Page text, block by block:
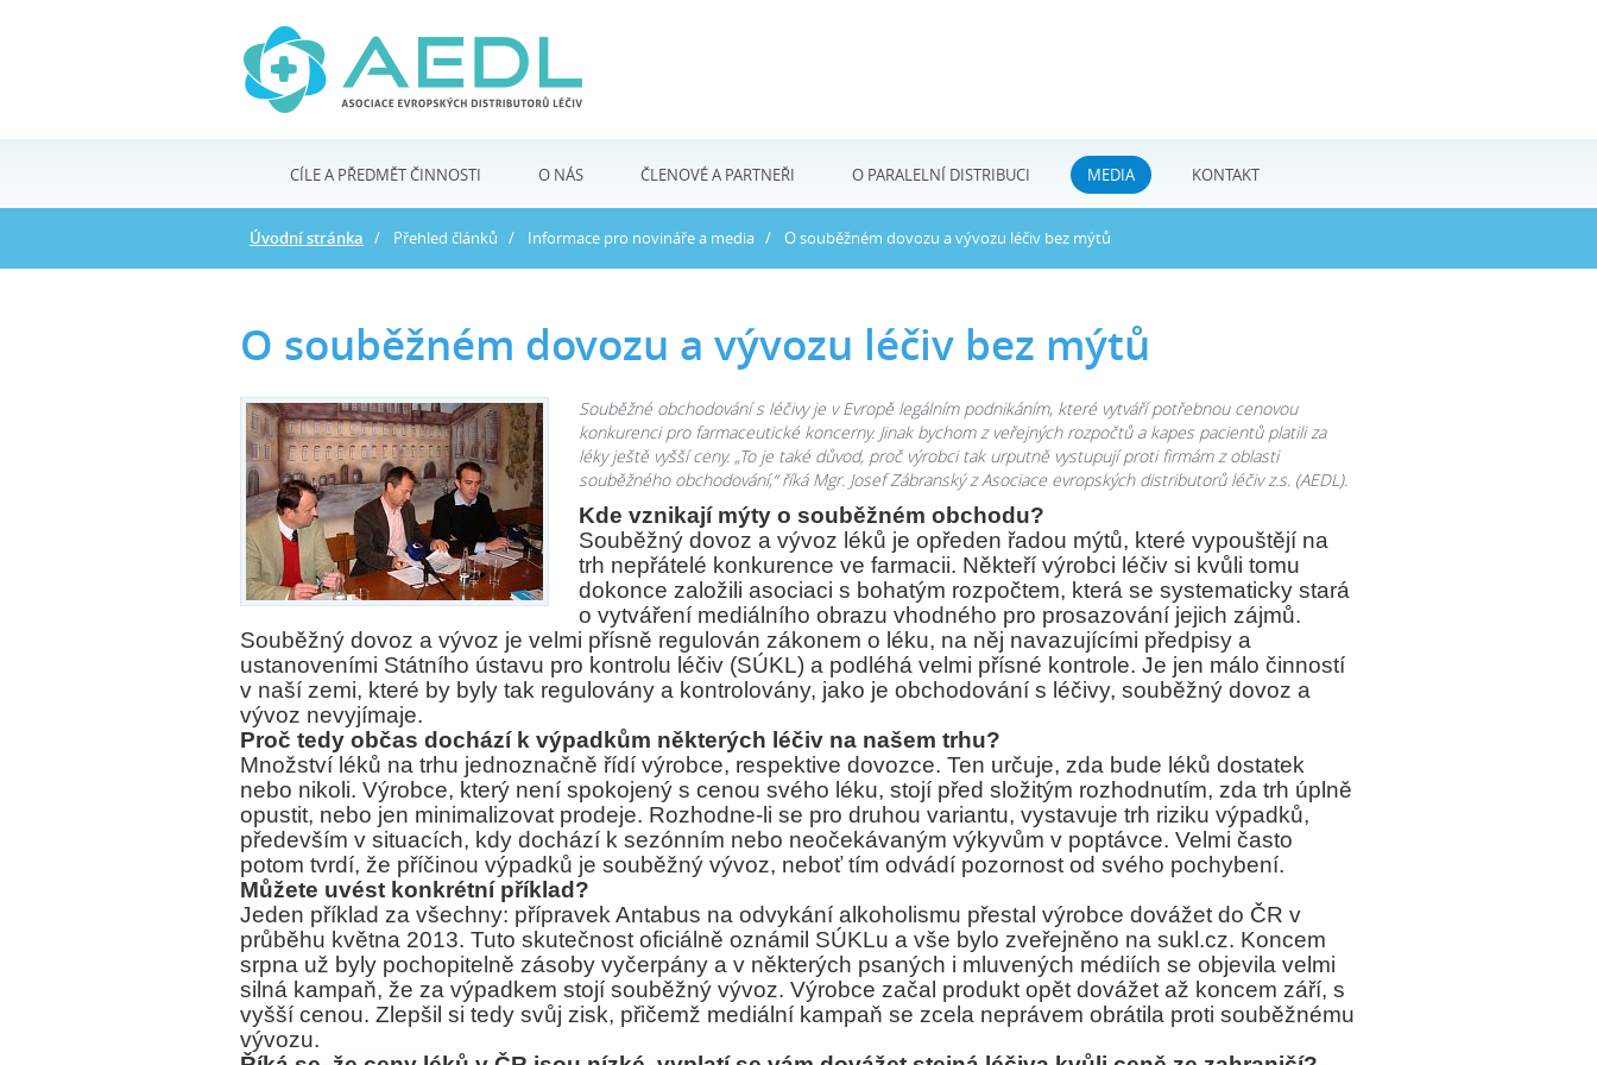
CÍLE A PŘEDMĚT ČINNOSTI O NÁS ČLENOVÉ A PARTNEŘI O PARALELNÍ DISTRIBUCI MEDIA KONTAKT
Úvodní stránka Přehled článků Informace pro novináře a media O souběžném dovozu a vývozu léčiv bez mýtů
O souběžném dovozu a vývozu léčiv bez mýtů
Souběžné obchodování s léčivy je v Evropě legálním podnikáním, které vytváří potřebnou cenovou
konkurenci pro farmaceutické koncerny. Jinak bychom z veřejných rozpočtů a kapes pacientů platili za
léky ještě vyšší ceny. „To je také důvod, proč výrobci tak urputně vystupují proti firmám z oblasti
souběžného obchodování,“ říká Mgr. Josef Zábranský z Asociace evropských distributorů léčiv z.s. (AEDL).
Kde vznikají mýty o souběžném obchodu?
Souběžný dovoz a vývoz léků je opředen řadou mýtů, které vypouštějí na
trh nepřátelé konkurence ve farmacii. Někteří výrobci léčiv si kvůli tomu
dokonce založili asociaci s bohatým rozpočtem, která se systematicky stará
o vytváření mediálního obrazu vhodného pro prosazování jejich zájmů.
Souběžný dovoz a vývoz je velmi přísně regulován zákonem o léku, na něj navazujícími předpisy a
ustanoveními Státního ústavu pro kontrolu léčiv (SÚKL) a podléhá velmi přísné kontrole. Je jen málo činností
v naší zemi, které by byly tak regulovány a kontrolovány, jako je obchodování s léčivy, souběžný dovoz a
vývoz nevyjímaje.
Proč tedy občas dochází k výpadkům některých léčiv na našem trhu?
Množství léků na trhu jednoznačně řídí výrobce, respektive dovozce. Ten určuje, zda bude léků dostatek
nebo nikoli. Výrobce, který není spokojený s cenou svého léku, stojí před složitým rozhodnutím, zda trh úplně
opustit, nebo jen minimalizovat prodeje. Rozhodne-li se pro druhou variantu, vystavuje trh riziku výpadků,
především v situacích, kdy dochází k sezónním nebo neočekávaným výkyvům v poptávce. Velmi často
potom tvrdí, že příčinou výpadků je souběžný vývoz, neboť tím odvádí pozornost od svého pochybení.
Můžete uvést konkrétní příklad?
Jeden příklad za všechny: přípravek Antabus na odvykání alkoholismu přestal výrobce dovážet do ČR v
průběhu května 2013. Tuto skutečnost oficiálně oznámil SÚKLu a vše bylo zveřejněno na sukl.cz. Koncem
srpna už byly pochopitelně zásoby vyčerpány a v některých psaných i mluvených médiích se objevila velmi
silná kampaň, že za výpadkem stojí souběžný vývoz. Výrobce začal produkt opět dovážet až koncem září, s
vyšší cenou. Zlepšil si tedy svůj zisk, přičemž mediální kampaň se zcela neprávem obrátila proti souběžnému
vývozu.